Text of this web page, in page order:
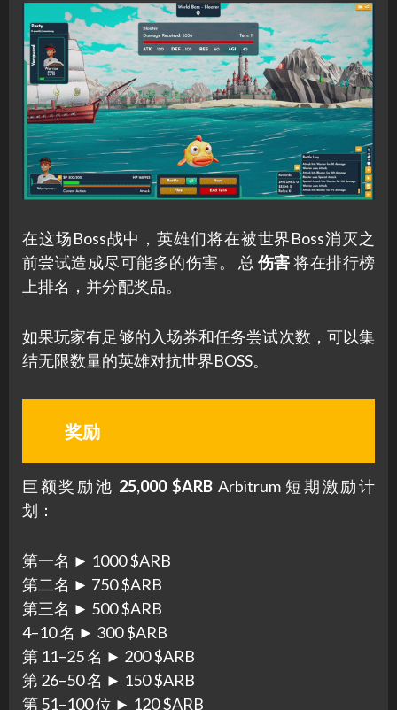
在这场Boss战中，英雄们将在被世界Boss消灭之
前尝试造成尽可能多的伤害。 总 伤害将在排行榜
上排名，并分配奖品。
如果玩家有足够的入场券和任务尝试次数，可以集
结无限数量的英雄对抗世界BOSS。
奖励
巨额奖励池 25,000 $ARB Arbitrum 短期激励计
划：
第一名 ► 1000 $ARB
第二名 ► 750 $ARB
第三名 ► 500 $ARB
4–10 名 ► 300 $ARB
第 11–25 名 ► 200 $ARB
第 26–50 名 ► 150 $ARB
第 51–100 位 ► 120 $ARB